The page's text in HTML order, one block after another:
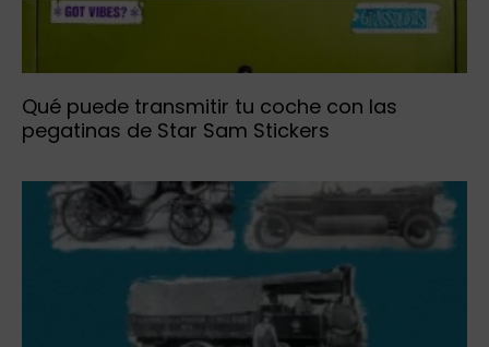
Qué puede transmitir tu coche con las
pegatinas de Star Sam Stickers